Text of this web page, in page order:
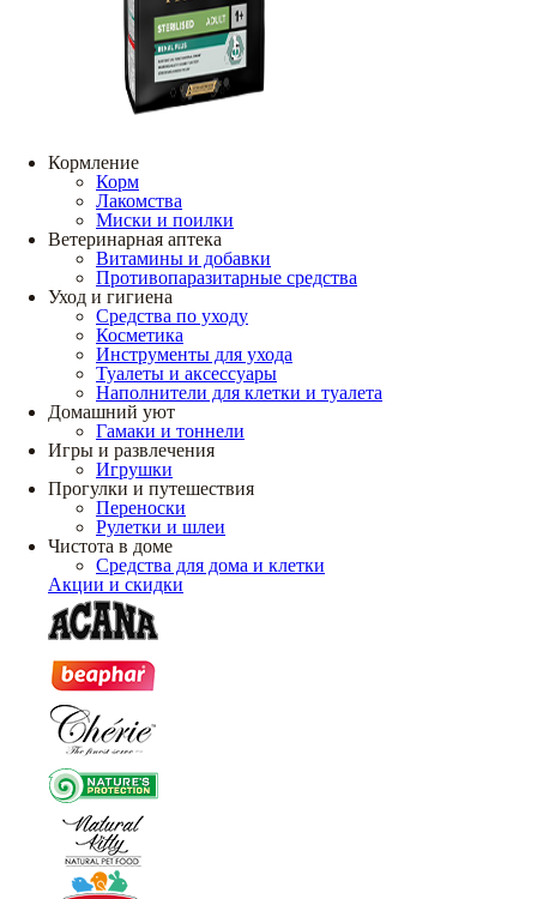
Кормление
Корм
Лакомства
Миски и поилки
Ветеринарная аптека
Витамины и добавки
Противопаразитарные средства
Уход и гигиена
Средства по уходу
Косметика
Инструменты для ухода
Туалеты и аксессуары
Наполнители для клетки и туалета
Домашний уют
Гамаки и тоннели
Игры и развлечения
Игрушки
Прогулки и путешествия
Переноски
Рулетки и шлеи
Чистота в доме
Средства для дома и клетки
Акции и скидки